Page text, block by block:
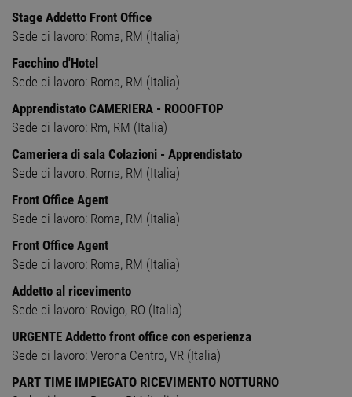
Stage Addetto Front Office
Sede di lavoro: Roma, RM (Italia)
Facchino d'Hotel
Sede di lavoro: Roma, RM (Italia)
Apprendistato CAMERIERA - ROOOFTOP
Sede di lavoro: Rm, RM (Italia)
Cameriera di sala Colazioni - Apprendistato
Sede di lavoro: Roma, RM (Italia)
Front Office Agent
Sede di lavoro: Roma, RM (Italia)
Front Office Agent
Sede di lavoro: Roma, RM (Italia)
Addetto al ricevimento
Sede di lavoro: Rovigo, RO (Italia)
URGENTE Addetto front office con esperienza
Sede di lavoro: Verona Centro, VR (Italia)
PART TIME IMPIEGATO RICEVIMENTO NOTTURNO